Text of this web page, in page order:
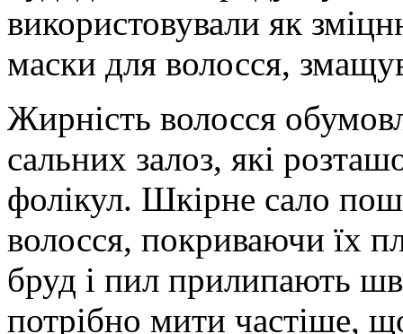
використовували як
маски для волосся,
Жирність волосся
сальних залоз, які
фолікул. Шкірне сало
волосся, покриваючи їх
бруд і пил прилипають
потрібно мити частіше,